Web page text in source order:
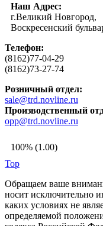
Наш Адрес:
г.Великий Новгород,
Воскресенский
Телефон:
(8162)77-04-29
(8162)73-27-74
Розничный отдел:
sale@trd.novline.ru
Производственный
opp@trd.novline.ru
100% (1.00)
Top
Обращаем ваше
носит исключительно
каких условиях не
определяемой